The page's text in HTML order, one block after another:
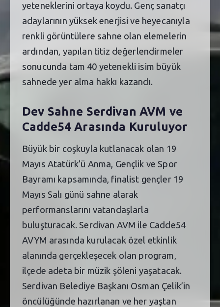
yeteneklerini ortaya koydu. Genç sanatçı
adaylarının yüksek enerjisi ve heyecanıyla
renkli görüntülere sahne olan elemelerin
ardından, yapılan titiz değerlendirmeler
sonucunda tam 40 yetenekli isim büyük
sahnede yer alma hakkı kazandı.
Dev Sahne Serdivan AVM ve
Cadde54 Arasında Kuruluyor
Büyük bir coşkuyla kutlanacak olan 19
Mayıs Atatürk’ü Anma, Gençlik ve Spor
Bayramı kapsamında, finalist gençler 19
Mayıs Salı günü sahne alarak
performanslarını vatandaşlarla
buluşturacak. Serdivan AVM ile Cadde54
AVYM arasında kurulacak özel etkinlik
alanında gerçekleşecek olan program,
ilçede adeta bir müzik şöleni yaşatacak.
Serdivan Belediye Başkanı Osman Çelik’in
öncülüğünde hazırlanan ve her yaştan